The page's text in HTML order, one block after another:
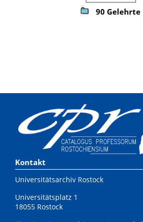
90 Gelehrte
Kontakt
Universitätsarchiv Rostock
Universitätsplatz 1
18055 Rostock